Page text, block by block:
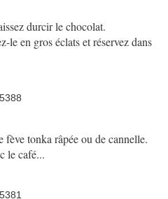
durcir le chocolat.
le en gros éclats et réservez dans
tonka râpée ou de cannelle.
le café...